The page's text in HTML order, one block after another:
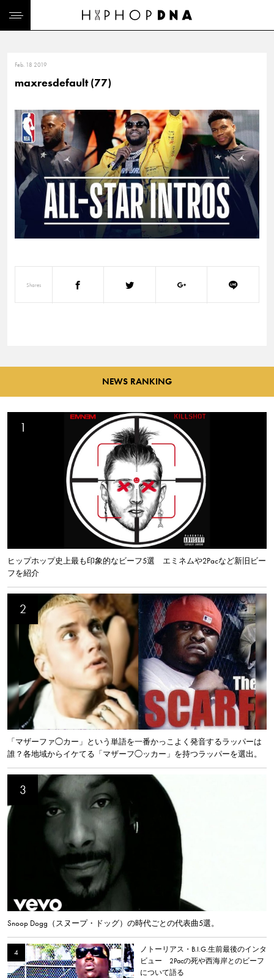
Feb. 18 2019
maxresdefault (77)
Shares
NEWS RANKING
ヒップホップ史上最も印象的なビーフ5選 エミネムや2Pacなど新旧ビー
フを紹介
「マザーファ◯カー」という単語を一番かっこよく発音するラッパーは
誰？各地域からイケてる「マザーフ◯ッカー」を持つラッパーを選出。
Snoop Dogg（スヌープ・ドッグ）の時代ごとの代表曲5選。
ノトーリアス・B.I.G.生前最後のインタ
ビュー 2Pacの死や西海岸とのビーフ
について語る